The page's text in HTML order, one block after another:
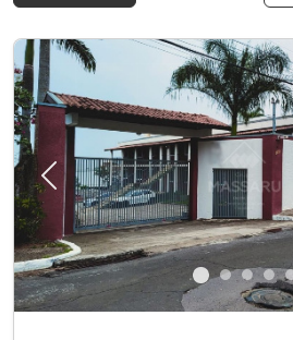
Previous